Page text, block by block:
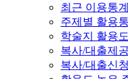
최근 이용통
주제별 활용
학술지 활용
복사/대출제
복사/대출신